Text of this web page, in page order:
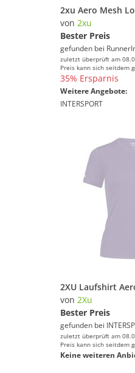
von 2xu
Bester Preis
gefunden bei
zuletzt überprüft am
Preis kann sich seitdem
35% Ersparnis
Weitere Angebote:
INTERSPORT
2XU Laufshirt
von 2Xu
Bester Preis
gefunden bei
zuletzt überprüft am
Preis kann sich seitdem
Keine weiteren